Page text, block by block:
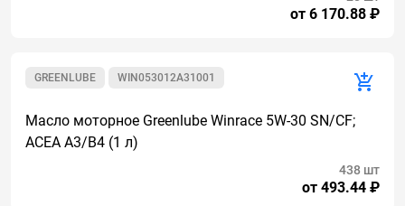
от 6 170.88 ₽
WIN053012A31001
GREENLUBE
Масло моторное Greenlube Winrace 5W-30 SN/CF;
ACEA A3/B4 (1 л)
от 493.44 ₽
438 шт